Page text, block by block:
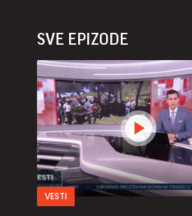
SVE EPIZODE
VESTI